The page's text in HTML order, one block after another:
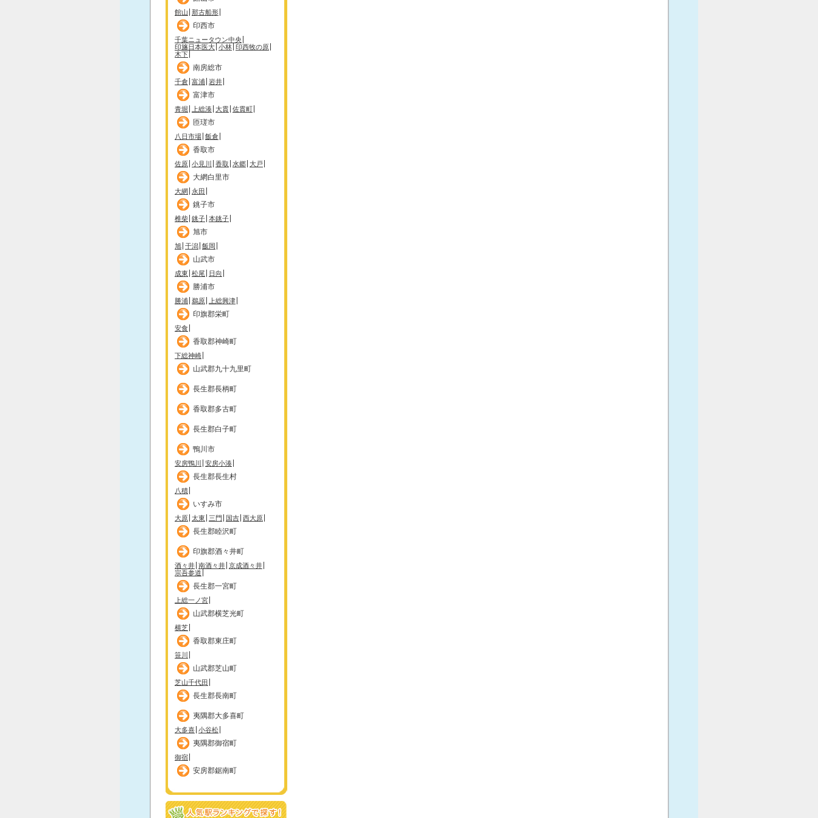
館山 那古船形
印西市
千葉ニュータウン中央
印旛日本医大 小林 印西牧の原
木下
南房総市
千倉 富浦 岩井
富津市
青堀 上総湊 大貫 佐貫町
匝瑳市
八日市場 飯倉
香取市
佐原 小見川 香取 水郷 大戸
大網白里市
大網 永田
銚子市
椎柴 銚子 本銚子
旭市
旭 干潟 飯岡
山武市
成東 松尾 日向
勝浦市
勝浦 鵜原 上総興津
印旗郡栄町
安食
香取郡神崎町
下総神崎
山武郡九十九里町
長生郡長柄町
香取郡多古町
長生郡白子町
鴨川市
安房鴨川 安房小湊
長生郡長生村
八積
いすみ市
大原 太東 三門 国吉 西大原
長生郡睦沢町
印旗郡酒々井町
酒々井 南酒々井 京成酒々井
宗吾参道
長生郡一宮町
上総一ノ宮
山武郡横芝光町
横芝
香取郡東庄町
笹川
山武郡芝山町
芝山千代田
長生郡長南町
夷隅郡大多喜町
大多喜 小谷松
夷隅郡御宿町
御宿
安房郡鋸南町